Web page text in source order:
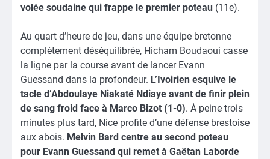
volée soudaine qui frappe le premier poteau (11e).
Au quart d’heure de jeu, dans une équipe bretonne
complètement déséquilibrée, Hicham Boudaoui casse
la ligne par la course avant de lancer Evann
Guessand dans la profondeur. L’Ivoirien esquive le
tacle d’Abdoulaye Niakaté Ndiaye avant de finir plein
de sang froid face à Marco Bizot (1-0). À peine trois
minutes plus tard, Nice profite d’une défense brestoise
aux abois. Melvin Bard centre au second poteau
pour Evann Guessand qui remet à Gaëtan Laborde